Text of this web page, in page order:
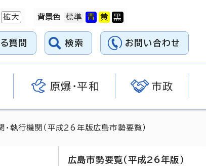
拡大 背景色
質問 検索 お問い合わせ
原爆・平和 市政
執行機関（平成26年版広島市勢要覧）
広島市勢要覧（平成26年版）